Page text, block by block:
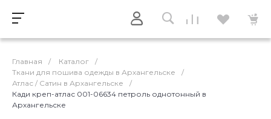
Главная / Каталог
/
Ткани для пошива одежды в Архангельске
/
Атлас / Cатин в Архангельске
/
Кади креп-атлас 001-06634 петроль однотонный в
Архангельске